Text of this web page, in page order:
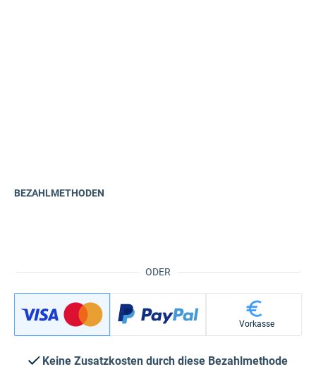
ODER
BEZAHLMETHODEN
Vorkasse
Keine Zusatzkosten durch diese Bezahlmethode